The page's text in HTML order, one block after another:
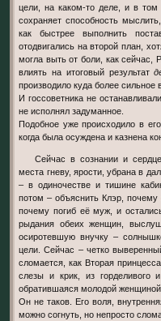
цели, на каком-то деле, и в
сохраняет способность
как быстрее выполнить
отодвигались на второй план,
могла выть от боли, как сейчас,
влиять на итоговый результат
производило куда более
И госсоветника не
не исполнял задуманное.
Подобное уже происходило в
когда была осуждена и казнена
Сейчас в сознании и сердце только решимость и твердость. Нет
места гневу, ярости, убрана в
– в одиночестве и тишине
потом – объяснить Клэр,
почему погиб её муж, и
рыдания обеих женщин,
осиротевшую внучку –
цели. Сейчас – четко
сломается, как Вторая
слезы и крик, из горделивого и
обратившаяся молодой
Он не таков. Его воля,
можно согнуть, но непросто